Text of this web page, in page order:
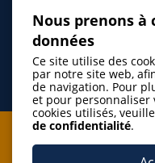
Je
Nous prenons à
données
Ce site utilise des
par notre site web,
de navigation. Pour
et pour personnaliser
cookies utilisés,
de confidentialité.